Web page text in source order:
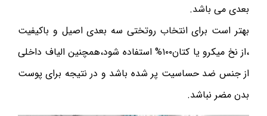
بعدی می باشد.
بهتر است برای انتخاب روتختی سه بعدی اصیل و باکیفیت
،از نخ میکرو یا کتان۱۰۰% استفاده شود،همچنین الیاف داخلی
از جنس ضد حساسیت پر شده باشد و در نتیجه برای پوست
بدن مضر نباشد.